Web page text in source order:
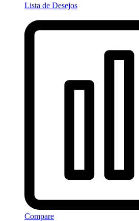
Lista de Desejos
Compare